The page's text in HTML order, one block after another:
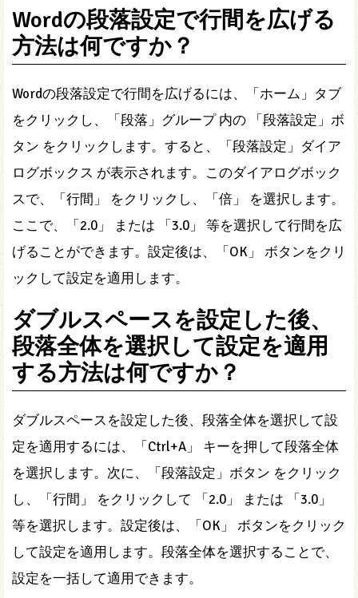
Wordの段落設定で行間を広げる
方法は何ですか？
Wordの段落設定で行間を広げるには、「ホーム」タブ
をクリックし、「段落」グループ 内の 「段落設定」ボ
タン をクリックします。すると、「段落設定」ダイア
ログボックス が表示されます。このダイアログボック
スで、「行間」 をクリックし、「倍」 を選択します。
ここで、「2.0」 または 「3.0」 等を選択して行間を広
げることができます。設定後は、「OK」 ボタンをクリ
ックして設定を適用します。
ダブルスペースを設定した後、
段落全体を選択して設定を適用
する方法は何ですか？
ダブルスペースを設定した後、段落全体を選択して設
定を適用するには、「Ctrl+A」 キーを押して段落全体
を選択します。次に、「段落設定」ボタン をクリック
し、「行間」 をクリックして 「2.0」 または 「3.0」
等を選択します。設定後は、「OK」 ボタンをクリック
して設定を適用します。段落全体を選択することで、
設定を一括して適用できます。